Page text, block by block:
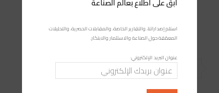
استلم إصداراتنا، والتقارير الخاصة، والمقابلات الحصرية، والتحليلات
المعمّقة حول الصناعة والاستثمار والابتكار.
عنوان البريد الإلكتروني: